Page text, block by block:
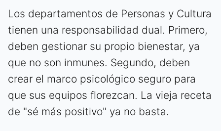
Los departamentos de Personas y Cultura
tienen una responsabilidad dual. Primero,
deben gestionar su propio bienestar, ya
que no son inmunes. Segundo, deben
crear el marco psicológico seguro para
que sus equipos florezcan. La vieja receta
de "sé más positivo" ya no basta.